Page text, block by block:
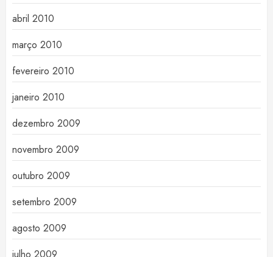
abril 2010
março 2010
fevereiro 2010
janeiro 2010
dezembro 2009
novembro 2009
outubro 2009
setembro 2009
agosto 2009